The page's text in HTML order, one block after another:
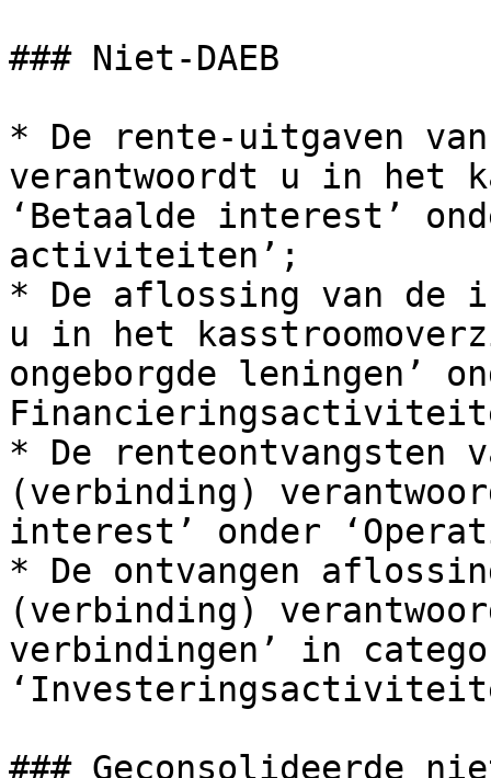
### Niet-DAEB
* De rente-uitgaven
verantwoordt u in het
‘Betaalde interest’
activiteiten’;
* De aflossing van de
u in het
ongeborgde leningen’
* De renteontvangsten
(verbinding)
interest’ onder
* De ontvangen
(verbinding)
verbindingen’ in
### Geconsolideerde